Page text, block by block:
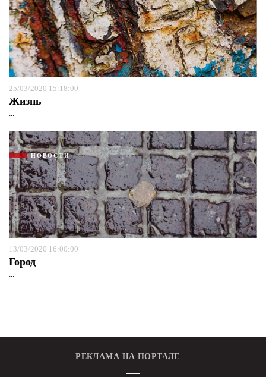
25/03/2020 15:18:00
Жизнь
...
НОВОСТИ
13/03/2020 16:00:00
Город
...
РЕКЛАМА НА ПОРТАЛЕ